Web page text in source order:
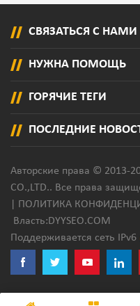
СВЯЗАТЬСЯ С НАМИ
НУЖНА ПОМОЩЬ
ГОРЯЧИЕ ТЕГИ
ПОСЛЕДНИЕ
Авторские права © 2013-
CO.,LTD.. Все права
ПОЛИТИКА
Власть:DYYSEO.COM
Поддерживается сеть IPv6